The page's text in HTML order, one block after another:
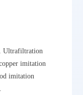
Ultrafiltration
imitation
imitation